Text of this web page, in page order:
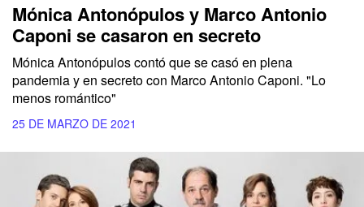
Mónica Antonópulos y Marco Antonio
Caponi se casaron en secreto
Mónica Antonópulos contó que se casó en plena
pandemia y en secreto con Marco Antonio Caponi. "Lo
menos romántico"
25 DE MARZO DE 2021